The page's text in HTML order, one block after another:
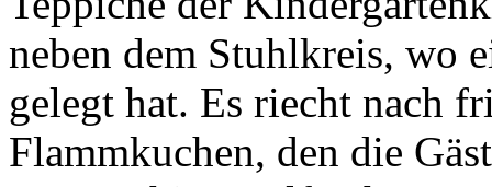
neben dem Stuhlkreis, wo
gelegt hat. Es riecht nach
Flammkuchen, den die